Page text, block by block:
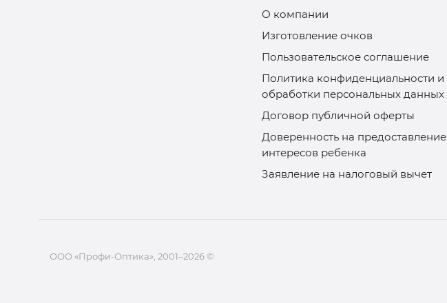
О компании
Изготовление очков
Пользовательское соглашение
Политика конфиденциальности и
обработки персональных данных
Договор публичной оферты
Доверенность на предоставление
интересов ребенка
Заявление на налоговый вычет
ООО «Профи-Оптика», 2001–2026 ©